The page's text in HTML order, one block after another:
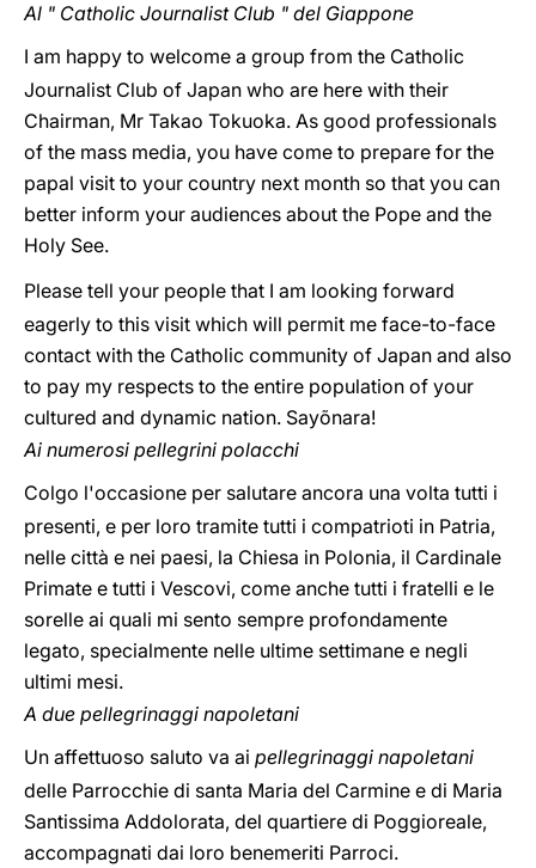
Al " Catholic Journalist Club " del Giappone
I am happy to welcome a group from the Catholic
Journalist Club of Japan who are here with their
Chairman, Mr Takao Tokuoka. As good professionals
of the mass media, you have come to prepare for the
papal visit to your country next month so that you can
better inform your audiences about the Pope and the
Holy See.
Please tell your people that I am looking forward
eagerly to this visit which will permit me face-to-face
contact with the Catholic community of Japan and also
to pay my respects to the entire population of your
cultured and dynamic nation. Sayõnara!
Ai numerosi pellegrini polacchi
Colgo l'occasione per salutare ancora una volta tutti i
presenti, e per loro tramite tutti i compatrioti in Patria,
nelle città e nei paesi, la Chiesa in Polonia, il Cardinale
Primate e tutti i Vescovi, come anche tutti i fratelli e le
sorelle ai quali mi sento sempre profondamente
legato, specialmente nelle ultime settimane e negli
ultimi mesi.
A due pellegrinaggi napoletani
Un affettuoso saluto va ai pellegrinaggi napoletani
delle Parrocchie di santa Maria del Carmine e di Maria
Santissima Addolorata, del quartiere di Poggioreale,
accompagnati dai loro benemeriti Parroci.